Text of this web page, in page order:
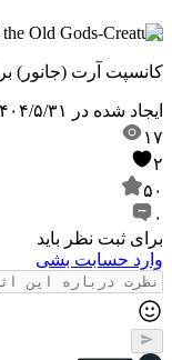
Old Gods-Creature
کانسپت آرت (جانور)
ایجاد شده در
۱۴۰۴/۵/۳۱ -
۱۷
۲
۵۰
۰
برای ثبت نظر باید
وارد حسابت بشی